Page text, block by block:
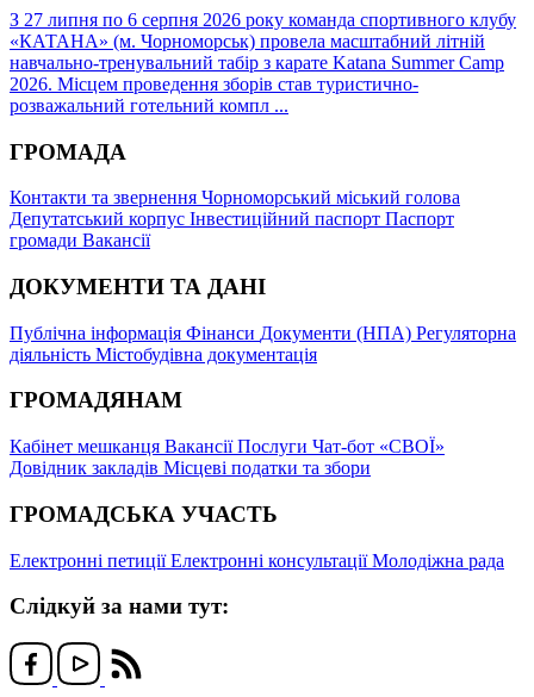
З 27 липня по 6 серпня 2026 року команда спортивного клубу
«КАТАНА» (м. Чорноморськ) провела масштабний літній
навчально-тренувальний табір з карате Katana Summer Camp
2026. Місцем проведення зборів став туристично-
розважальний готельний компл ...
ГРОМАДА
Контакти та звернення Чорноморський міський голова
Депутатський корпус Інвестиційний паспорт Паспорт
громади Вакансії
ДОКУМЕНТИ ТА ДАНІ
Публічна інформація Фінанси Документи (НПА) Регуляторна
діяльність Містобудівна документація
ГРОМАДЯНАМ
Кабінет мешканця ВакансіїПослуги Чат-бот «СВОЇ»
Довідник закладів Місцеві податки та збори
ГРОМАДСЬКА УЧАСТЬ
Електронні петиціїЕлектронні консультаціїМолодіжна рада
Слідкуй за нами тут: